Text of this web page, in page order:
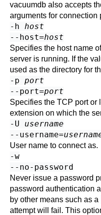
vacuumdb also accepts
arguments for connection
-h host
--host=host
Specifies the host name
server is running. If the
used as the directory for
-p port
--port=port
Specifies the TCP port
extension on which the
-U username
--username=
User name to connect as.
-w
--no-password
Never issue a password
password authentication
by other means such as a
attempt will fail. This